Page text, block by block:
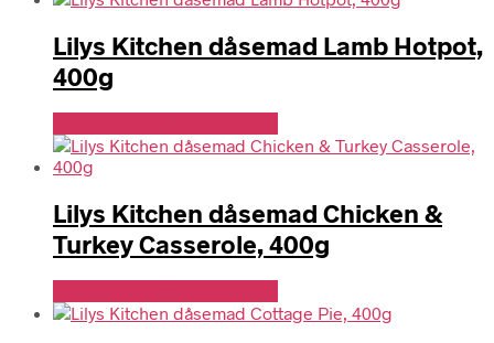
Lilys Kitchen dåsemad Lamb Hotpot,
400g
Lilys Kitchen dåsemad Chicken &
Turkey Casserole, 400g